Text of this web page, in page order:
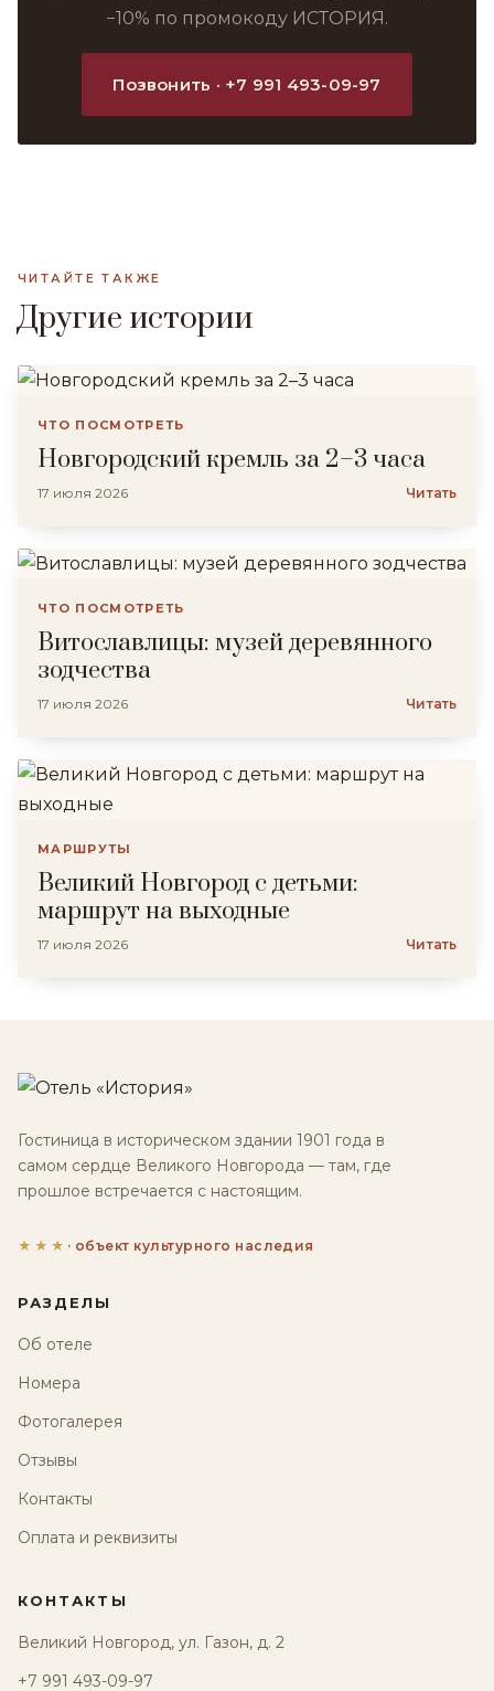
−10% по промокоду ИСТОРИЯ.
Позвонить · +7 991 493-09-97
ЧИТАЙТЕ ТАКЖЕ
Другие истории
ЧТО ПОСМОТРЕТЬ
Новгородский кремль за 2–3 часа
17 июля 2026 Читать
ЧТО ПОСМОТРЕТЬ
Витославлицы: музей деревянного
зодчества
17 июля 2026 Читать
МАРШРУТЫ
Великий Новгород с детьми:
маршрут на выходные
17 июля 2026 Читать
Гостиница в историческом здании 1901 года в
самом сердце Великого Новгорода — там, где
прошлое встречается с настоящим.
★★★ · объект культурного наследия
РАЗДЕЛЫ
Об отеле
Номера
Фотогалерея
Отзывы
Контакты
Оплата и реквизиты
КОНТАКТЫ
Великий Новгород, ул. Газон, д. 2
+7 991 493-09-97